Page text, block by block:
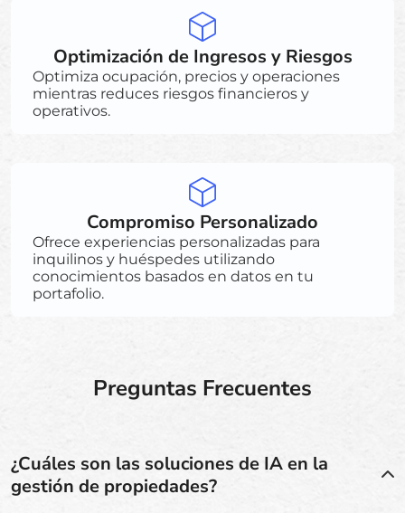
Optimización de Ingresos y Riesgos
Optimiza ocupación, precios y operaciones
mientras reduces riesgos financieros y
operativos.
Compromiso Personalizado
Ofrece experiencias personalizadas para
inquilinos y huéspedes utilizando
conocimientos basados en datos en tu
portafolio.
Preguntas Frecuentes
¿Cuáles son las soluciones de IA en la
gestión de propiedades?